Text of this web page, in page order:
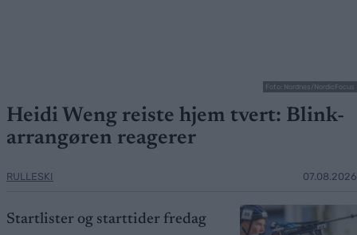
Foto: Nordnes/NordicFocus
Heidi Weng reiste hjem tvert: Blink-
arrangøren reagerer
RULLESKI 07.08.2026
Startlister og starttider fredag